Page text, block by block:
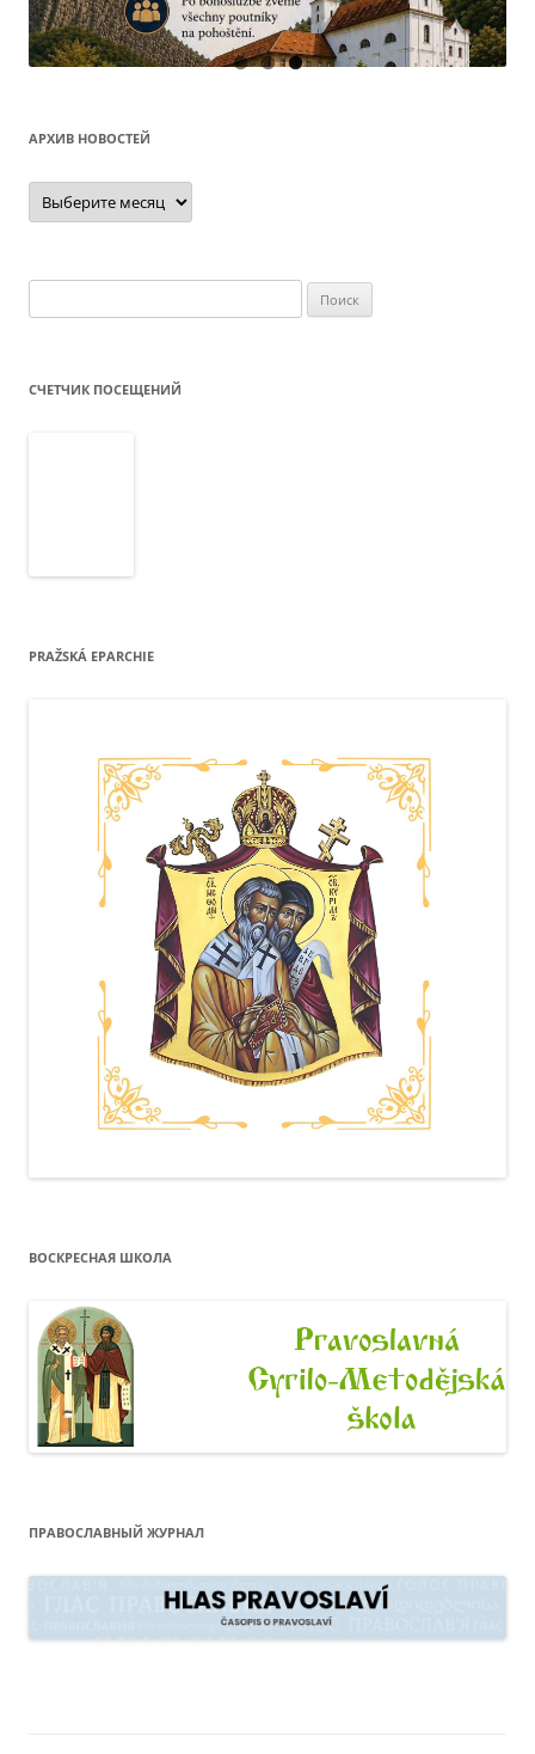
АРХИВ НОВОСТЕЙ
Архив
новостей
СЧЕТЧИК ПОСЕЩЕНИЙ
PRAŽSKÁ EPARCHIE
ВОСКРЕСНАЯ ШКОЛА
ПРАВОСЛАВНЫЙ ЖУРНАЛ